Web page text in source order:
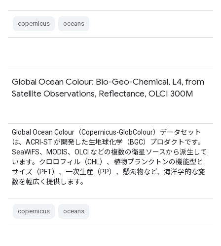
copernicus oceans
Global Ocean Colour: Bio-Geo-Chemical, L4, from
Satellite Observations, Reflectance, OLCI 300M
Global Ocean Colour（Copernicus-GlobColour）データセット
は、ACRI-ST が開発した生地球化学（BGC）プロダクトです。
SeaWiFS、MODIS、OLCI などの複数の衛星ソースから派生して
います。クロロフィル（CHL）、植物プランクトンの機能型と
サイズ（PFT）、一次生産（PP）、懸濁物など、海洋学的な変
数を幅広く提供します。
copernicus oceans